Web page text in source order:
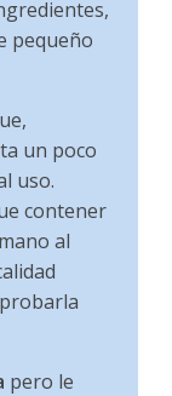
pequeño
un poco
uso.
contener
al
pero le